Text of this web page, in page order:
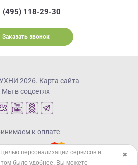
(495) 118-29-30
Заказать звонок
2026. Карта сайта
Мы в соцсетях
к оплате
✖
персонализации сервисов и
было удобнее. Вы можете